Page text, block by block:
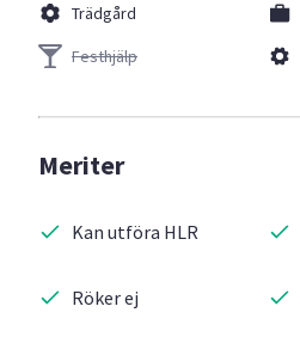
Trädgård
Festhjälp
Meriter
Kan utföra HLR
Röker ej